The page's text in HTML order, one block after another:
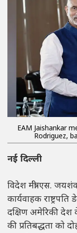
EAM Jaishankar
Rodriguez,
नई दिल्ली
विदेश मंत्री एस.
कार्यवाहक
दक्षिण अमेरिकी
की प्रतिबद्धता को